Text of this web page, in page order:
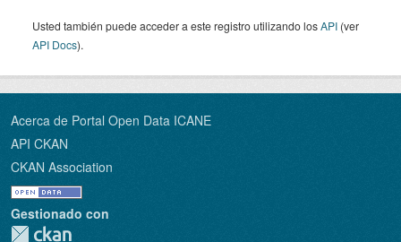
Usted también puede acceder a este registro utilizando losAPI (ver
API Docs).
Acerca de Portal Open Data ICANE
API CKAN
CKAN Association
Gestionado con